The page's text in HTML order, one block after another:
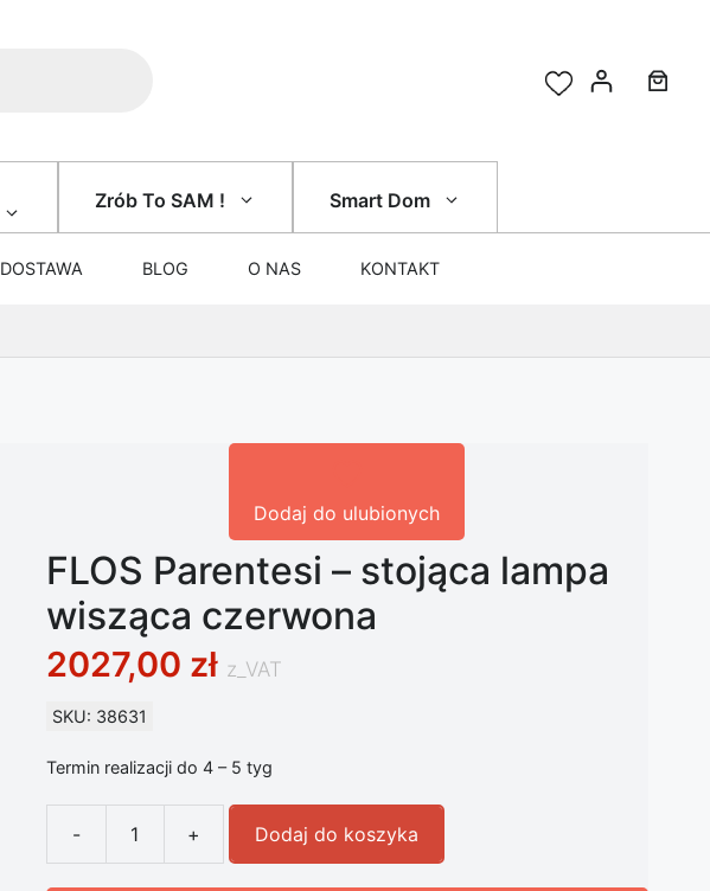
Zrób To SAM ! Smart Dom
DOSTAWA BLOG O NAS KONTAKT
Dodaj do ulubionych
FLOS Parentesi – stojąca lampa
wisząca czerwona
2027,00 zł z_VAT
SKU: 38631
Termin realizacji do 4 – 5 tyg
-
ilość FLOS Parentesi - stojąca lampa wisząca czerwona
+ Dodaj do koszyka